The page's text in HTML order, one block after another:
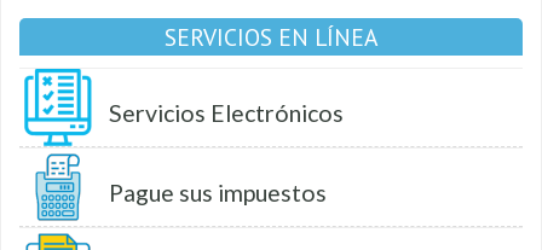
SERVICIOS EN LÍNEA
Servicios Electrónicos
Pague sus impuestos